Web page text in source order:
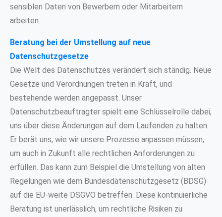
sensiblen Daten von Bewerbern oder Mitarbeitern
arbeiten.
Beratung bei der Umstellung auf neue
Datenschutzgesetze
Die Welt des Datenschutzes verändert sich ständig. Neue
Gesetze und Verordnungen treten in Kraft, und
bestehende werden angepasst. Unser
Datenschutzbeauftragter spielt eine Schlüsselrolle dabei,
uns über diese Änderungen auf dem Laufenden zu halten.
Er berät uns, wie wir unsere Prozesse anpassen müssen,
um auch in Zukunft alle rechtlichen Anforderungen zu
erfüllen. Das kann zum Beispiel die Umstellung von alten
Regelungen wie dem Bundesdatenschutzgesetz (BDSG)
auf die EU-weite DSGVO betreffen. Diese kontinuierliche
Beratung ist unerlässlich, um rechtliche Risiken zu